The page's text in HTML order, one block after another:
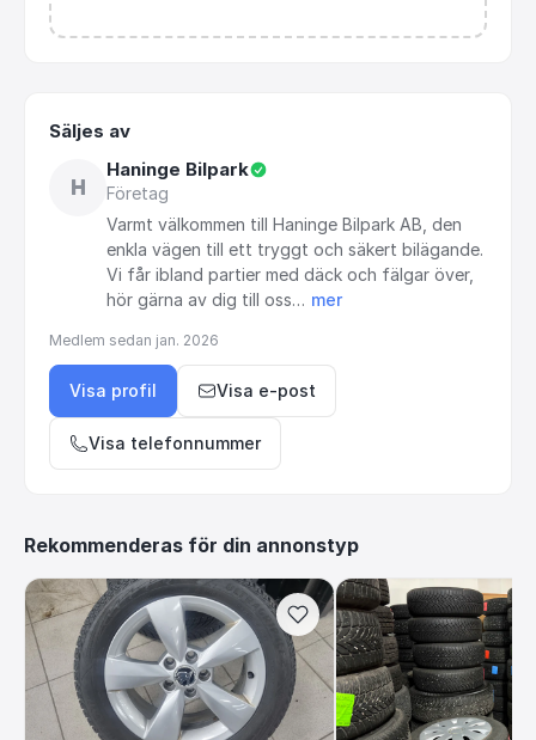
Säljes av
H
Haninge Bilpark
Företag
Varmt välkommen till Haninge Bilpark AB, den
enkla vägen till ett tryggt och säkert bilägande.
Vi får ibland partier med däck och fälgar över,
hör gärna av dig till oss… mer
Medlem sedan jan. 2026
Visa profil Visa e-post
Visa telefonnummer
Rekommenderas för din annonstyp